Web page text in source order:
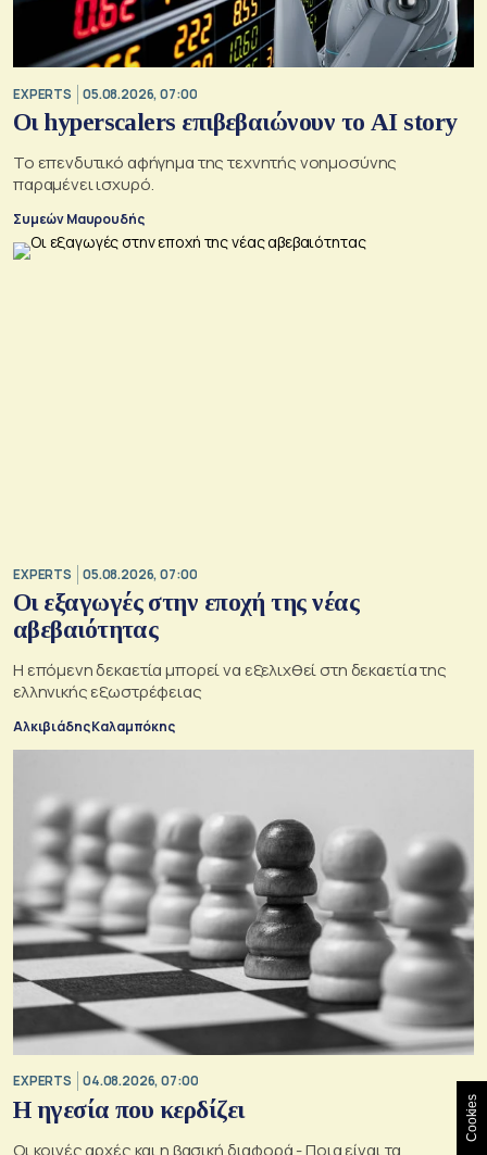
EXPERTS 05.08.2026, 07:00
Οι hyperscalers επιβεβαιώνουν το AI story
Το επενδυτικό αφήγημα της τεχνητής νοημοσύνης
παραμένει ισχυρό.
Συμεών Μαυρουδής
EXPERTS 05.08.2026, 07:00
Οι εξαγωγές στην εποχή της νέας
αβεβαιότητας
Η επόμενη δεκαετία μπορεί να εξελιχθεί στη δεκαετία της
ελληνικής εξωστρέφειας
Αλκιβιάδης Καλαμπόκης
EXPERTS 04.08.2026, 07:00
Η ηγεσία που κερδίζει
Οι κοινές αρχές και η βασική διαφορά - Ποια είναι τα
Cookies